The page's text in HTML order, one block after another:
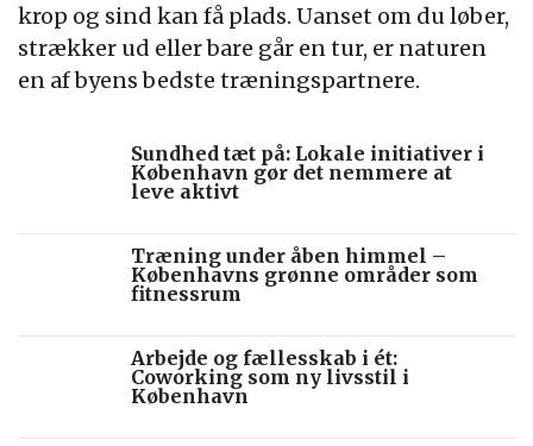
krop og sind kan få plads. Uanset om du løber,
strækker ud eller bare går en tur, er naturen
en af byens bedste træningspartnere.
Sundhed tæt på: Lokale initiativer i
København gør det nemmere at
leve aktivt
Træning under åben himmel –
Københavns grønne områder som
fitnessrum
Arbejde og fællesskab i ét:
Coworking som ny livsstil i
København